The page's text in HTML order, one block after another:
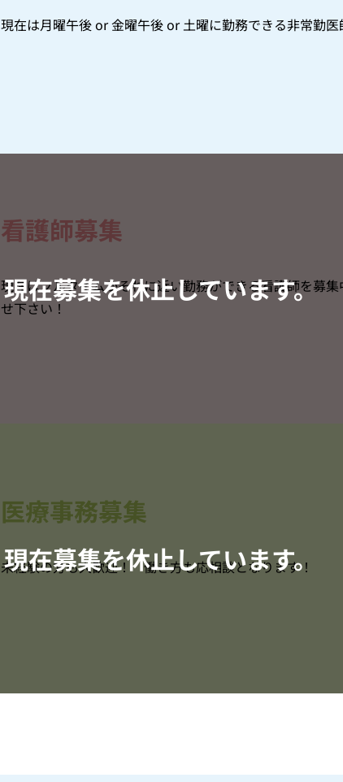
現在は月曜午後 or 金曜午後 or 土曜に勤務できる非常勤医
看護師募集
現在はフルタイムかそれに近い勤務ができる看護師を募
せ下さい！
医療事務募集
未経験の方も大歓迎！ 働き方も応相談となります！